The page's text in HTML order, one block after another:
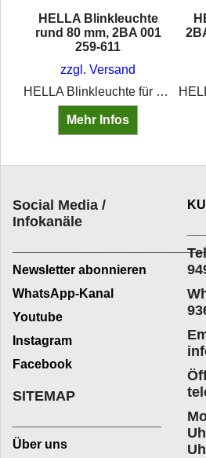
HELLA Blinkleuchte
rund 80 mm, 2BA 001
259-611
zzgl. Versand
HELLA Blinkleuchte für den vorderen oder rückwärtigen Anbau
Mehr Infos
Social Media /
Infokanäle
_________________________
Newsletter abonnieren
WhatsApp-Kanal
Youtube
Instagram
Facebook
SITEMAP
Über uns